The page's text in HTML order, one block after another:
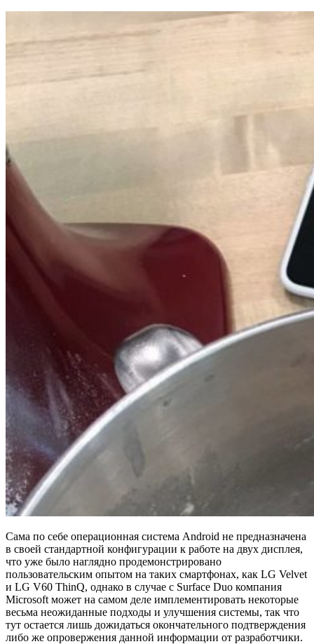
Сама по себе операционная система Android не предназначена
в своей стандартной конфигурации к работе на двух дисплея,
что уже было наглядно продемонстрировано
пользовательским опытом на таких смартфонах, как LG Velvet
и LG V60 ThinQ, однако в случае с Surface Duo компания
Microsoft может на самом деле имплементировать некоторые
весьма неожиданные подходы и улучшения системы, так что
тут остается лишь дожидаться окончательного подтверждения
либо же опровержения данной информации от разработчики.